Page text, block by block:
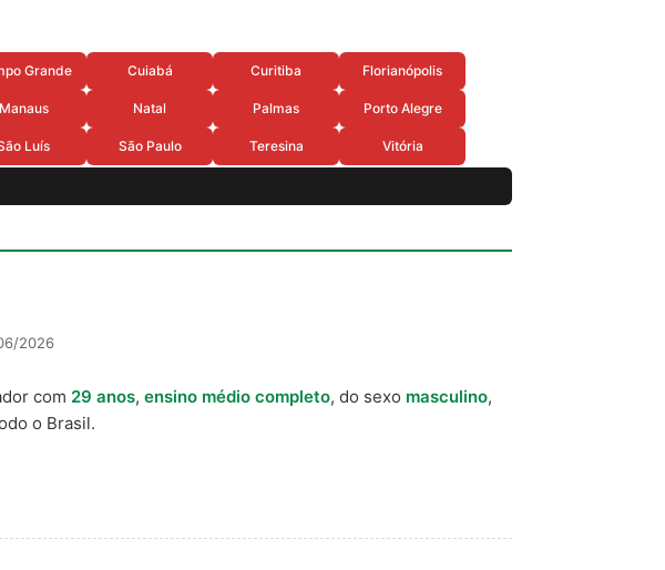
Grande Cuiabá Curitiba Florianópolis
Manaus Natal Palmas Porto Alegre
Luís São Paulo Teresina Vitória
2026
com 29 anos, ensino médio completo, do sexo masculino,
o Brasil.